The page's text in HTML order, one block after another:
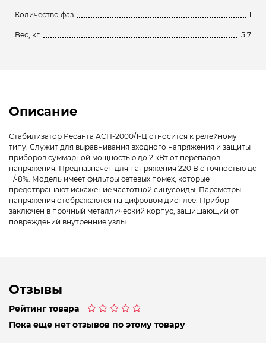
Количество фаз 1
Вес, кг 5.7
Описание
Стабилизатор Ресанта АСН-2000/1-Ц относится к релейному
типу. Служит для выравнивания входного напряжения и защиты
приборов суммарной мощностью до 2 кВт от перепадов
напряжения. Предназначен для напряжения 220 В с точностью до
+/-8%. Модель имеет фильтры сетевых помех, которые
предотвращают искажение частотной синусоиды. Параметры
напряжения отображаются на цифровом дисплее. Прибор
заключен в прочный металлический корпус, защищающий от
повреждений внутренние узлы.
Отзывы
Рейтинг товара
0
Пока еще нет отзывов по этому товару